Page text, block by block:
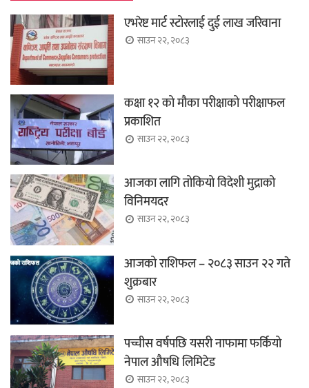
एभरेष्ट मार्ट स्टोरलाई दुई लाख जरिवाना
साउन २२, २०८३
कक्षा १२ को मौका परीक्षाको परीक्षाफल
प्रकाशित
साउन २२, २०८३
आजका लागि तोकियो विदेशी मुद्राको
विनिमयदर
साउन २२, २०८३
आजको राशिफल – २०८३ साउन २२ गते
शुक्रबार
साउन २२, २०८३
पच्चीस वर्षपछि यसरी नाफामा फर्कियो
नेपाल औषधि लिमिटेड
साउन २२, २०८३